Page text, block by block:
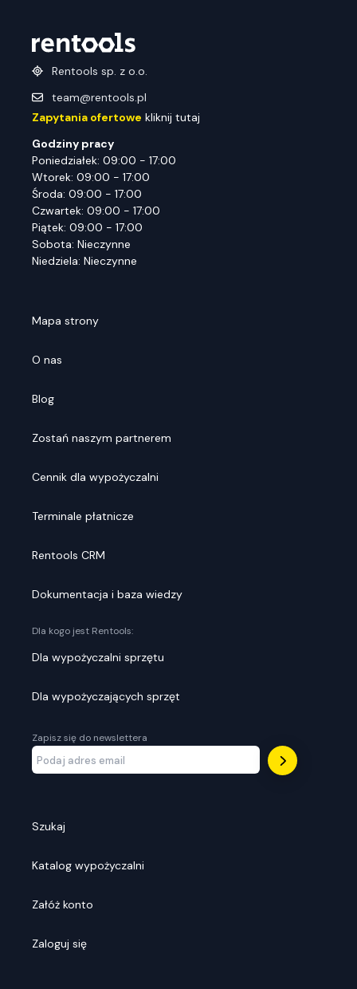
Rentools sp. z o.o.
team@rentools.pl
Zapytania ofertowe kliknij tutaj
Godziny pracy
Poniedziałek: 09:00 - 17:00
Wtorek: 09:00 - 17:00
Środa: 09:00 - 17:00
Czwartek: 09:00 - 17:00
Piątek: 09:00 - 17:00
Sobota: Nieczynne
Niedziela: Nieczynne
Mapa strony
O nas
Blog
Zostań naszym partnerem
Cennik dla wypożyczalni
Terminale płatnicze
Rentools CRM
Dokumentacja i baza wiedzy
Dla kogo jest Rentools:
Dla wypożyczalni sprzętu
Dla wypożyczających sprzęt
Zapisz się do newslettera
Szukaj
Katalog wypożyczalni
Załóż konto
Zaloguj się